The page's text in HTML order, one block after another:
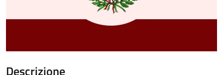
Descrizione